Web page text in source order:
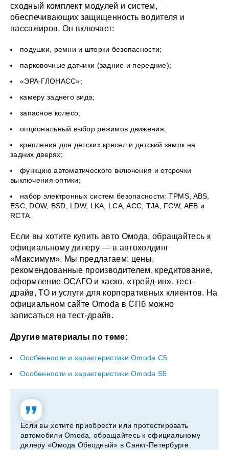
сходный комплект модулей и систем,
обеспечивающих защищенность водителя и
пассажиров. Он включает:
подушки, ремни и шторки безопасности;
парковочные датчики (задние и передние);
«ЭРА-ГЛОНАСС»;
камеру заднего вида;
запасное колесо;
опциональный выбор режимов движения;
крепления для детских кресел и детский замок на
задних дверях;
функцию автоматического включения и отсрочки
выключения оптики;
набор электронных систем безопасности: TPMS, ABS,
ESC, DOW, BSD, LDW, LKA, LCA, ACC, TJA, FCW, AEB и
RCTA.
Если вы хотите купить авто Омода, обращайтесь к
официальному дилеру — в автохолдинг
«Максимум». Мы предлагаем: цены,
рекомендованные производителем, кредитование,
оформление ОСАГО и каско, «трейд-ин», тест-
драйв, ТО и услуги для корпоративных клиентов. На
официальном сайте Omoda в СПб можно
записаться на тест-драйв.
Другие материалы по теме:
Особенности и характеристики Omoda C5
Особенности и характеристики Omoda S5
Если вы хотите приобрести или протестировать
автомобили Omoda, обращайтесь к официальному
дилеру «Омода Обводный» в Санкт-Петербурге.